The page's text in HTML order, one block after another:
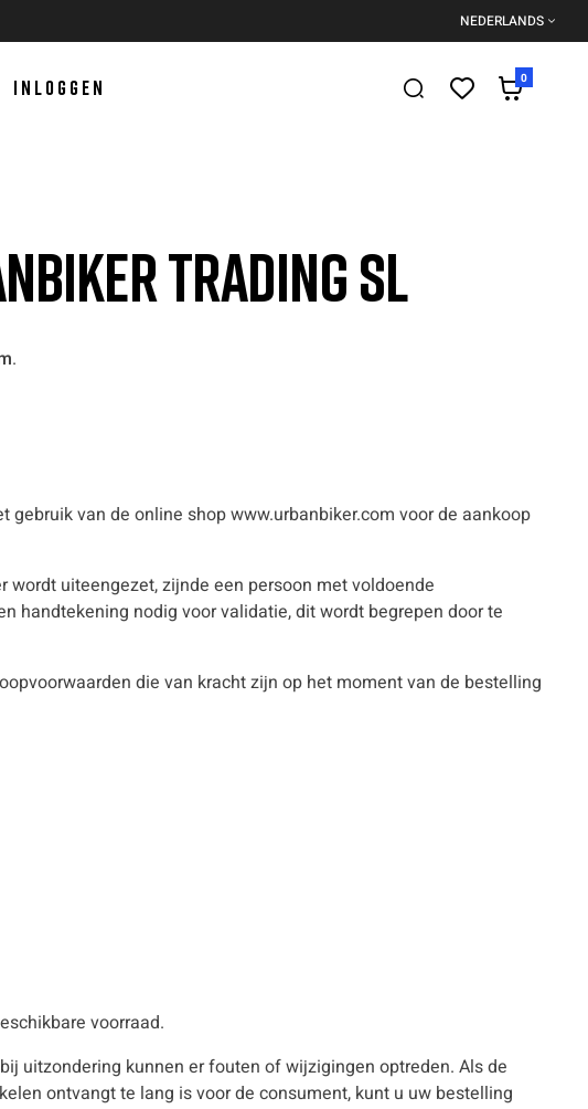
NEDERLANDS
INLOGGEN 0
TRADING SL
.
gebruik van de online shop www.urbanbiker.com voor de aankoop
uiteengezet, zijnde een persoon met voldoende
handtekening nodig voor validatie, dit wordt begrepen door te
die van kracht zijn op het moment van de bestelling
voorraad.
uitzondering kunnen er fouten of wijzigingen optreden. Als de
ontvangt te lang is voor de consument, kunt u uw bestelling